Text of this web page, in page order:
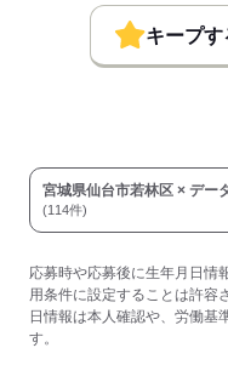
キープす
宮城県仙台市若林区 × デー
(114件)
応募時や応募後に生年月日情
用条件に設定することは許容
日情報は本人確認や、労働基
す。